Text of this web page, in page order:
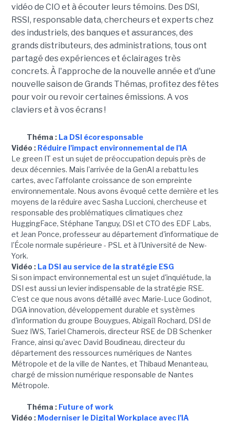
vidéo de CIO et à écouter leurs témoins. Des DSI,
RSSI, responsable data, chercheurs et experts chez
des industriels, des banques et assurances, des
grands distributeurs, des administrations, tous ont
partagé des expériences et éclairages très
concrets. À l'approche de la nouvelle année et d'une
nouvelle saison de Grands Thémas, profitez des fêtes
pour voir ou revoir certaines émissions. A vos
claviers et à vos écrans !
Théma : La DSI écoresponsable
Vidéo : Réduire l'impact environnemental de l'IA
Le green IT est un sujet de préoccupation depuis près de
deux décennies. Mais l'arrivée de la GenAI a rebattu les
cartes, avec l'affolante croissance de son empreinte
environnementale. Nous avons évoqué cette dernière et les
moyens de la réduire avec Sasha Luccioni, chercheuse et
responsable des problématiques climatiques chez
HuggingFace, Stéphane Tanguy, DSI et CTO des EDF Labs,
et Jean Ponce, professeur au département d'informatique de
l'École normale supérieure - PSL et à l'Université de New-
York.
Vidéo : La DSI au service de la stratégie ESG
Si son impact environnemental est un sujet d'inquiétude, la
DSI est aussi un levier indispensable de la stratégie RSE.
C'est ce que nous avons détaillé avec Marie-Luce Godinot,
DGA innovation, développement durable et systèmes
d'information du groupe Bouygues, Abigaïl Rochard, DSI de
Suez IWS, Tariel Chamerois, directeur RSE de DB Schenker
France, ainsi qu'avec David Boudineau, directeur du
département des ressources numériques de Nantes
Métropole et de la ville de Nantes, et Thibaud Menanteau,
chargé de mission numérique responsable de Nantes
Métropole.
Théma : Future of work
Vidéo : Moderniser le Digital Workplace avec l'IA